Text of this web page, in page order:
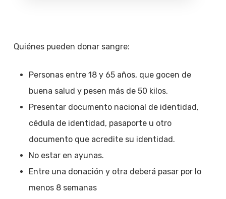
Quiénes pueden donar sangre:
Personas entre 18 y 65 años, que gocen de
buena salud y pesen más de 50 kilos.
Presentar documento nacional de identidad,
cédula de identidad, pasaporte u otro
documento que acredite su identidad.
No estar en ayunas.
Entre una donación y otra deberá pasar por lo
menos 8 semanas